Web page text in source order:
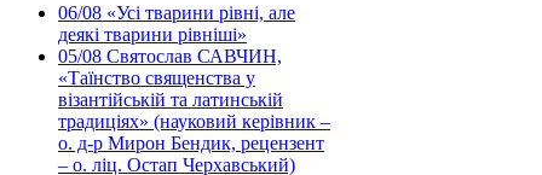
06/08 «Усі тварини рівні, але
деякі тварини рівніші»
05/08 Святослав САВЧИН,
«Таїнство священства у
візантійській та латинській
традиціях» (науковий керівник –
о. д-р Мирон Бендик, рецензент
– о. ліц. Остап Черхавський)